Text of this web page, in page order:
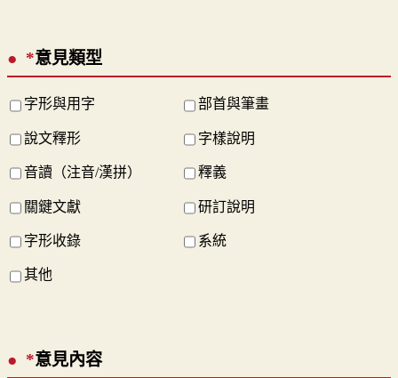
*意見類型
字形與用字 部首與筆畫
說文釋形 字樣說明
音讀（注音/漢拼） 釋義
關鍵文獻 研訂說明
字形收錄 系統
其他
*意見內容